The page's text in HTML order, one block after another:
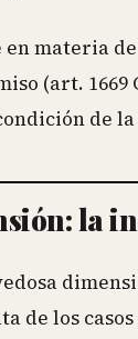
materia de
(art. 1669
de
la
de los